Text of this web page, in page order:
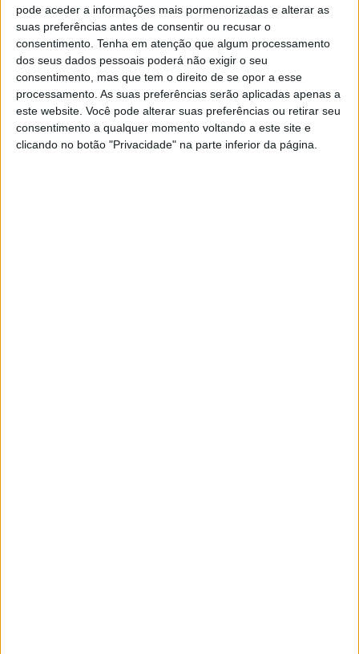
pode aceder a informações mais pormenorizadas e alterar as
suas preferências antes de consentir ou recusar o
consentimento. Tenha em atenção que algum processamento
dos seus dados pessoais poderá não exigir o seu
consentimento, mas que tem o direito de se opor a esse
processamento. As suas preferências serão aplicadas apenas a
este website. Você pode alterar suas preferências ou retirar seu
consentimento a qualquer momento voltando a este site e
clicando no botão "Privacidade" na parte inferior da página.